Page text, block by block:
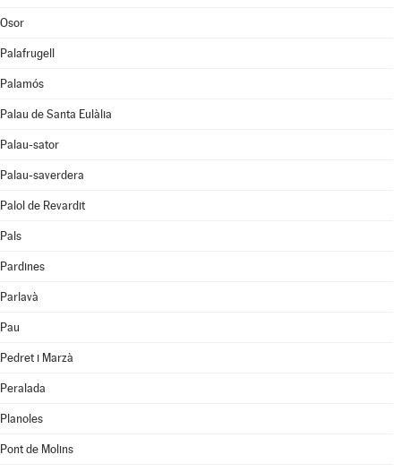
Osor
Palafrugell
Palamós
Palau de Santa Eulàlia
Palau-sator
Palau-saverdera
Palol de Revardit
Pals
Pardines
Parlavà
Pau
Pedret i Marzà
Peralada
Planoles
Pont de Molins